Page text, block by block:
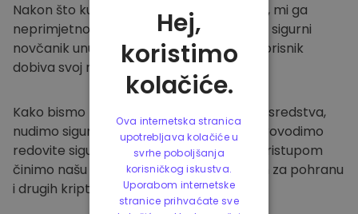
Nakon što kupite na Kriptomat platformi , mi ga
neprimjetno prenosimo u vaš namjenski i sigurni
novčanik unutar naše platforme. Svaki korisnik
dobiva svoj novčanik.
Kako bismo zaštitili naše klijente i njihova sredstva,
nudimo sigurnu izvanmrežnu pohranu i provodimo
redovite sigurnosne provjere. Ovakvim pristupom
činimo našu platformu sigurnim mjestom za pohranu
i drugih kriptovaluta.
Hej,
koristimo
kolačiće.
Ova internetska stranica
upotrebljava kolačiće u
svrhe poboljšanja
korisničkog iskustva.
Uporabom internetske
stranice prihvaćate sve